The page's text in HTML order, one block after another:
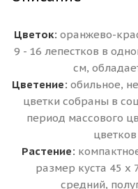
Цветок: оранжево-
9 - 16 лепестков в
см,
Цветение: обильное,
цветки собраны в
период массового
Растение:
размер куста 45 х
средний,